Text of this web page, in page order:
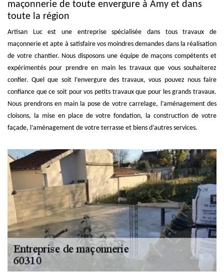
maçonnerie de toute envergure à Amy et dans
toute la région
Artisan Luc est une entreprise spécialisée dans tous travaux de
maçonnerie et apte à satisfaire vos moindres demandes dans la réalisation
de votre chantier. Nous disposons une équipe de maçons compétents et
expérimentés pour prendre en main les travaux que vous souhaiterez
confier. Quel que soit l’envergure des travaux, vous pouvez nous faire
confiance que ce soit pour vos petits travaux que pour les grands travaux.
Nous prendrons en main la pose de votre carrelage, l’aménagement des
cloisons, la mise en place de votre fondation, la construction de votre
façade, l’aménagement de votre terrasse et biens d’autres services.